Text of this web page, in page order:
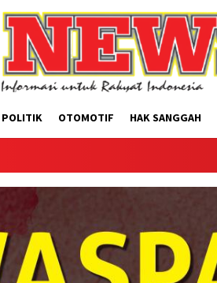
POLITIK OTOMOTIF HAK SANGGAH